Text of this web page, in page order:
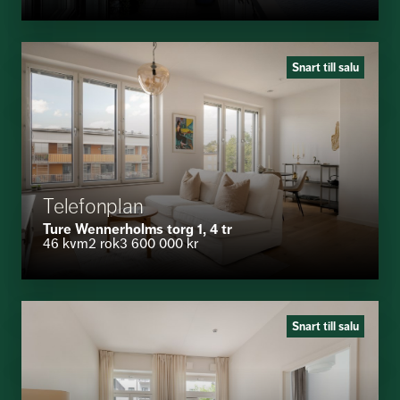
Snart till salu
Telefonplan
Ture Wennerholms torg 1, 4 tr
46 kvm2 rok3 600 000 kr
Snart till salu